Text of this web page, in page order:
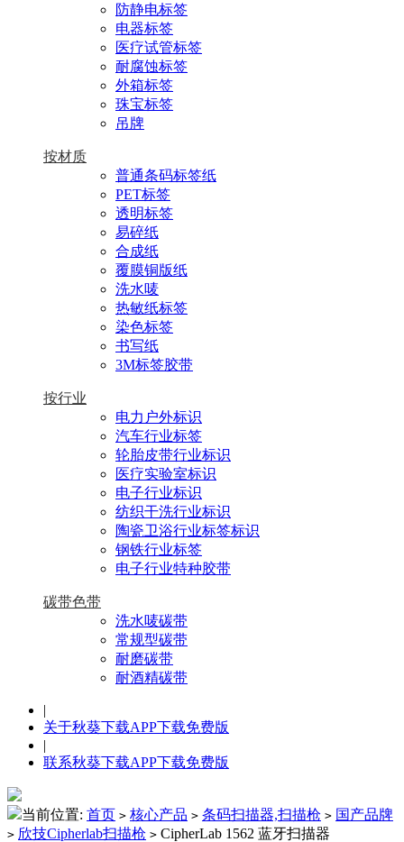
防静电标签
电器标签
医疗试管标签
耐腐蚀标签
外箱标签
珠宝标签
吊牌
按材质
普通条码标签纸
PET标签
透明标签
易碎纸
合成纸
覆膜铜版纸
洗水唛
热敏纸标签
染色标签
书写纸
3M标签胶带
按行业
电力户外标识
汽车行业标签
轮胎皮带行业标识
医疗实验室标识
电子行业标识
纺织干洗行业标识
陶瓷卫浴行业标签标识
钢铁行业标签
电子行业特种胶带
碳带色带
洗水唛碳带
常规型碳带
耐磨碳带
耐酒精碳带
|
关于秋葵下载APP下载免费版
|
联系秋葵下载APP下载免费版
当前位置: 首页 > 核心产品 > 条码扫描器,扫描枪 > 国产品牌
> 欣技Cipherlab扫描枪 > CipherLab 1562 蓝牙扫描器